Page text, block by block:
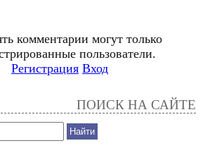
комментарии могут только
пользователи.
Регистрация Вход
ПОИСК НА САЙТЕ